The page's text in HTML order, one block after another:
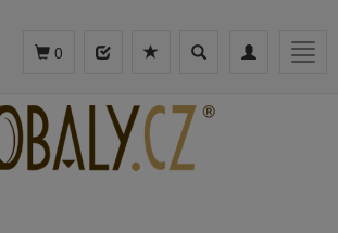
Toggle
Toggle
0